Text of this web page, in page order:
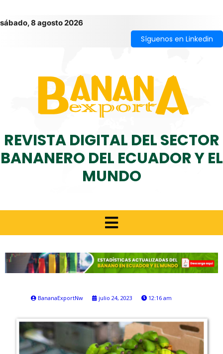
sábado, 8 agosto 2026
Síguenos en Linkedin
REVISTA DIGITAL DEL SECTOR
BANANERO DEL ECUADOR Y EL
MUNDO
BananaExportNw julio 24, 2023 12:16 am